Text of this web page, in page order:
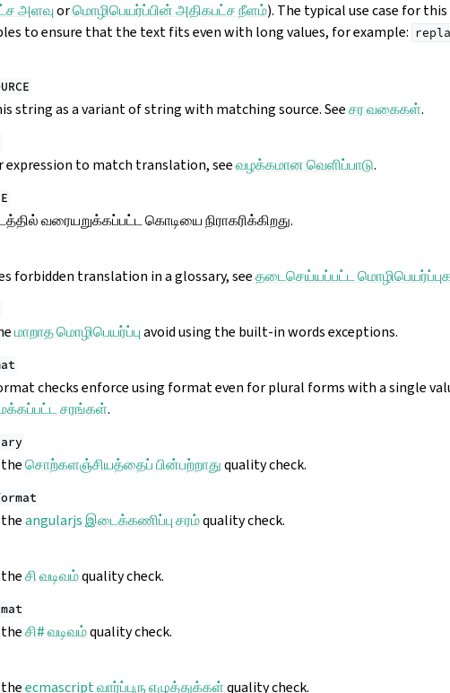
அளவுorமொழிபெயர்ப்பின் அதிகபட்ச நீளம்). The typical use case for
to ensure that the text fits even with long values, for example:
string as a variant of string with matching source. Seeசர வகைகள்.
expression to match translation, seeவழக்கமான வெளிப்பாடு.
வரையறுக்கப்பட்ட கொடியை நிராகரிக்கிறது.
forbidden translation in a glossary, seeதடைசெய்யப்பட்ட
மாறாத மொழிபெயர்ப்புavoid using the built-in words exceptions.
checks enforce using format even for plural forms with a single
சரங்கள்.
சொற்களஞ்சியத்தைப் பின்பற்றாதுquality check.
angularjs இடைக்கணிப்பு சரம்quality check.
சி வடிவம்quality check.
சி# வடிவம்quality check.
ecmascript வார்ப்புரு எழுத்துக்கள்quality check.